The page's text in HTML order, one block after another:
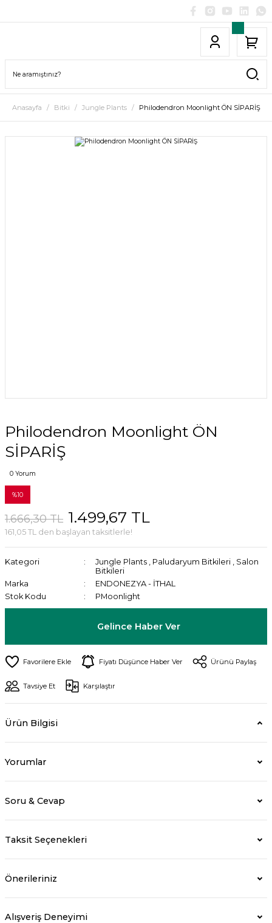
Anasayfa Bitki Jungle Plants Philodendron Moonlight ÖN SİPARİŞ
Philodendron Moonlight ÖN
SİPARİŞ
0 Yorum
%10
1.666,30 TL 1.499,67 TL
161,05 TL den başlayan taksitlerle!
Kategori Jungle Plants , Paludaryum Bitkileri , Salon
Bitkileri
Marka
ENDONEZYA - İTHAL
Stok Kodu
PMoonlight
Gelince Haber Ver
Fiyatı Düşünce Haber Ver Ürünü Paylaş
Tavsiye Et Karşılaştır
Ürün Bilgisi
Yorumlar
Soru & Cevap
Taksit Seçenekleri
Önerileriniz
Alışveriş Deneyimi